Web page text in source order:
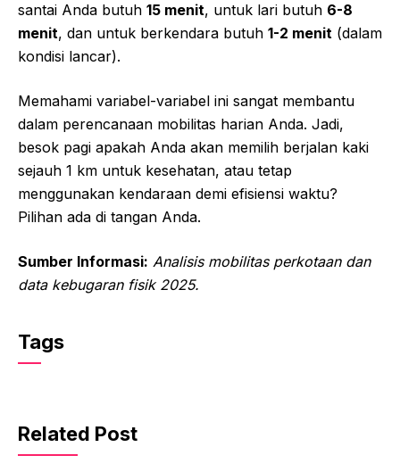
santai Anda butuh 15 menit, untuk lari butuh 6-8
menit, dan untuk berkendara butuh 1-2 menit (dalam
kondisi lancar).
Memahami variabel-variabel ini sangat membantu
dalam perencanaan mobilitas harian Anda. Jadi,
besok pagi apakah Anda akan memilih berjalan kaki
sejauh 1 km untuk kesehatan, atau tetap
menggunakan kendaraan demi efisiensi waktu?
Pilihan ada di tangan Anda.
Sumber Informasi: Analisis mobilitas perkotaan dan
data kebugaran fisik 2025.
Tags
Related Post